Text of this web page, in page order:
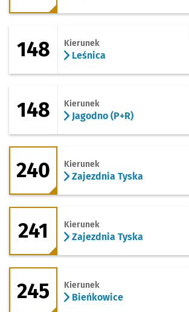
148 Kierunek
Leśnica
148 - kierunek Jagodno
148 Kierunek
Jagodno (P+R)
240 - kierunek Zajezdnia
240 Kierunek
Zajezdnia Tyska
241 - kierunek Zajezdnia
241 Kierunek
Zajezdnia Tyska
245 - kierunek Bieńkowice
245 Kierunek
Bieńkowice